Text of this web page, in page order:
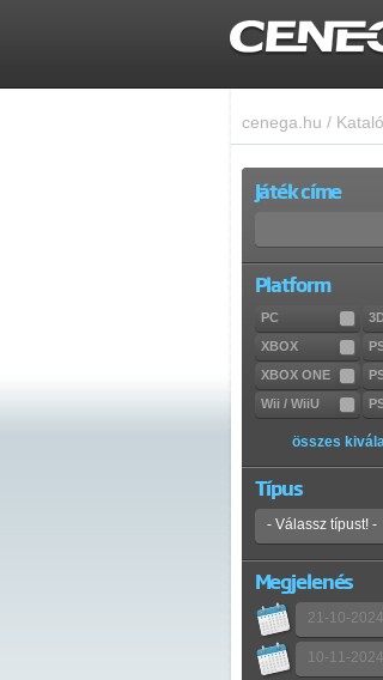
cenega.hu /
Játék címe
Platform
PC
XBOX
XBOX ONE
Wii / WiiU
összes
Típus
Megjelenés